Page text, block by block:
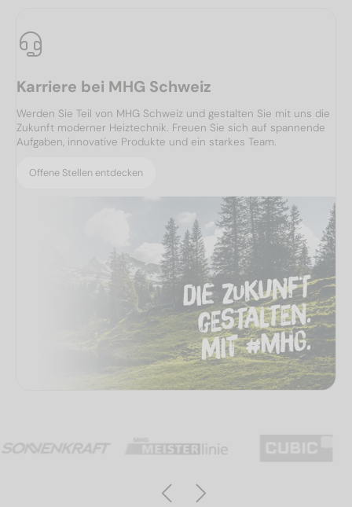
Karriere bei MHG Schweiz
Werden Sie Teil von MHG Schweiz und gestalten Sie mit uns die
Zukunft moderner Heiztechnik. Freuen Sie sich auf spannende
Aufgaben, innovative Produkte und ein starkes Team.
Offene Stellen entdecken